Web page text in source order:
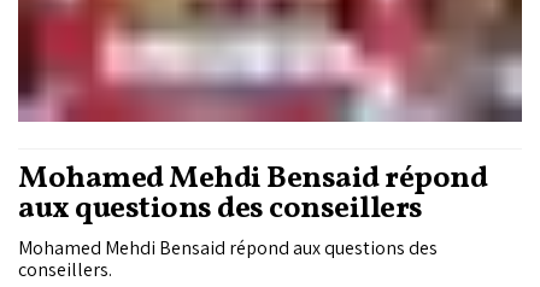
Mohamed Mehdi Bensaid répond
aux questions des conseillers
Mohamed Mehdi Bensaid répond aux questions des
conseillers.